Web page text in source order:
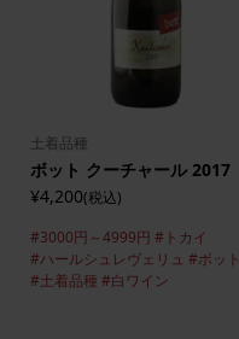
土着品種
ボット クーチャール 2017
¥4,200(税込)
#3000円～4999円 #トカイ
#ハールシュレヴェリュ #ボット
#土着品種 #白ワイン